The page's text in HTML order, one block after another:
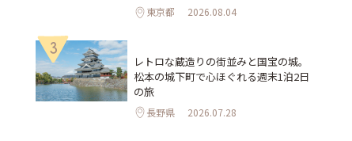
東京都 2026.08.04
3
レトロな蔵造りの街並みと国宝の城。
松本の城下町で心ほぐれる週末1泊2日
の旅
長野県 2026.07.28